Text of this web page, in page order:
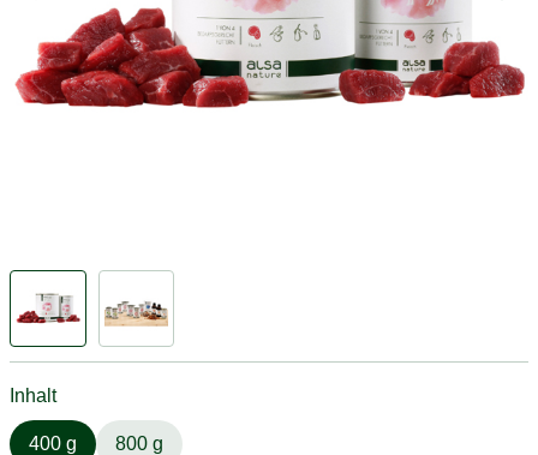
Inhalt
400 g 800 g